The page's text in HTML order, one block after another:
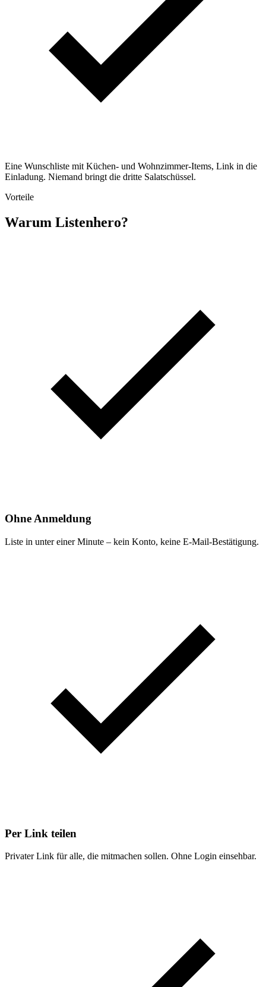
Eine Wunschliste mit Küchen- und Wohnzimmer-Items, Link in die
Einladung. Niemand bringt die dritte Salatschüssel.
Vorteile
Warum Listenhero?
Ohne Anmeldung
Liste in unter einer Minute – kein Konto, keine E-Mail-Bestätigung.
Per Link teilen
Privater Link für alle, die mitmachen sollen. Ohne Login einsehbar.